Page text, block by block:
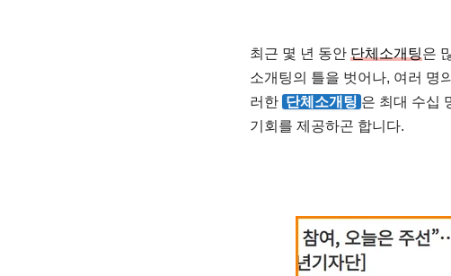
최근 몇 년 동안 단체소개팅은
소개팅의 틀을 벗어나, 여러 명
러한 단체소개팅 은 최대 수십
기회를 제공하곤 합니다.